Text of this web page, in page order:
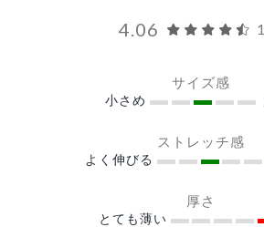
4.06
サイズ感
小さめ
ストレッチ感
よく伸びる
厚さ
とても薄い